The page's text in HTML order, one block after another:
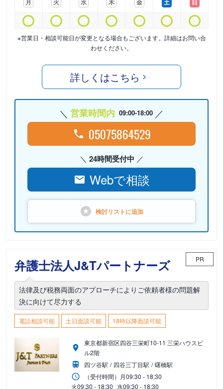
月
火
水
木
金
土
日
※営業日・相談可能日が変更となる場合もございます。詳細はお問い合
わせください。
詳しくはこちら
営業時間内 09:00-18:00
05075864529
24時間受付中
Webで相談
検討リストに追加
弁護士法人J&Tパートナーズ PR
法律及び税務両面のアプローチによりご依頼者様の問題解
決に向けて尽力する
電話相談可能 土日面談可能 18時以降面談可能
東京都新宿区四谷三栄町10-11 三栄ハウスビ
ル2階
四ツ谷駅
四谷三丁目駅
曙橋駅
（受付時間） 月09:30 - 18:30
火09:30 - 18:30 水09:30 - 18:30